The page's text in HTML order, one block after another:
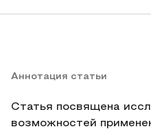
Аннотация статьи
Статья посвящена
возможностей